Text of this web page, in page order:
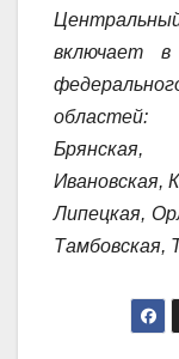
включает
областей:
Брянская,
Ивановская,
Липецкая,
Тамбовская,